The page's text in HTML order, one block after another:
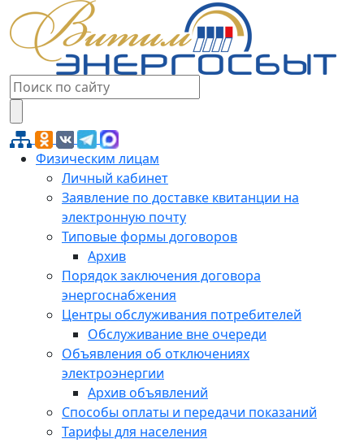
Физическим лицам
Личный кабинет
Заявление по доставке квитанции на
электронную почту
Типовые формы договоров
Архив
Порядок заключения договора
энергоснабжения
Центры обслуживания потребителей
Обслуживание вне очереди
Объявления об отключениях
электроэнергии
Архив объявлений
Способы оплаты и передачи показаний
Тарифы для населения